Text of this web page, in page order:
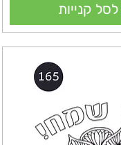
קנייות